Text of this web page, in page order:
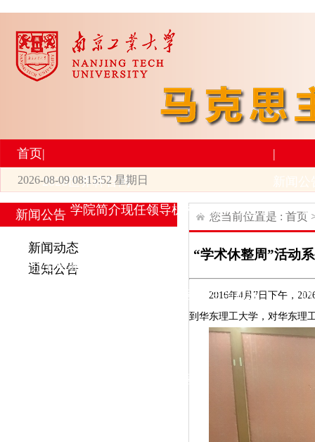
首页|
2026世界杯官网
学院简介现任领导机构设置师资力量
|
研究生培养
学生活动 招生与就业
科
工会活动
2026-08-09 08:15:52 星期日
新闻公告
新闻动态
通知公告
您当前位置是 : 首页
“学术休整周”活动
2016年4 月 7日下午，
到 华东理工大学， 对华东理